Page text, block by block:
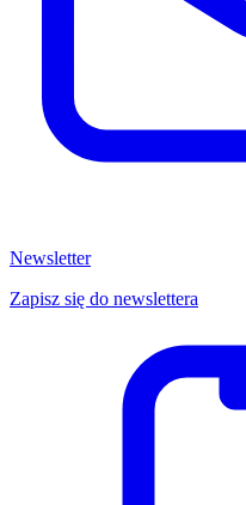
Newsletter
Zapisz się do newslettera